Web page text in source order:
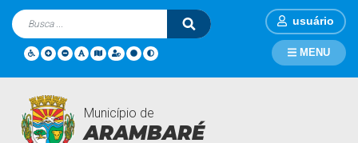
usuário
Município de
ARAMBARÉ
MENU
Mídia Video Página Inicial